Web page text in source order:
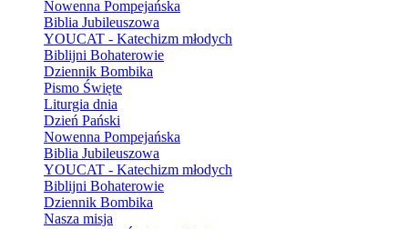
Nowenna Pompejańska
Biblia Jubileuszowa
YOUCAT - Katechizm młodych
Biblijni Bohaterowie
Dziennik Bombika
Pismo Święte
Liturgia dnia
Dzień Pański
Nowenna Pompejańska
Biblia Jubileuszowa
YOUCAT - Katechizm młodych
Biblijni Bohaterowie
Dziennik Bombika
Nasza misja